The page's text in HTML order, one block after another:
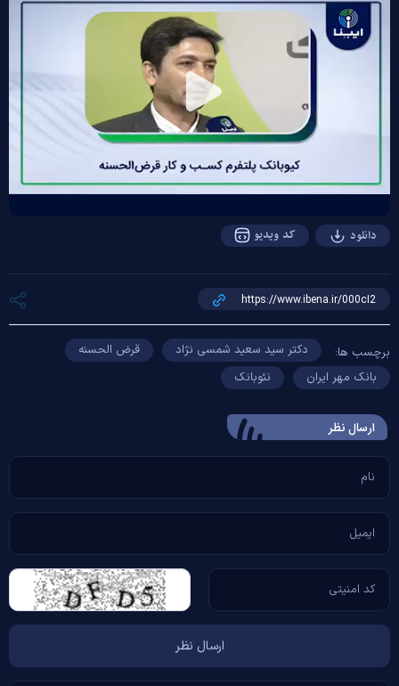
Play
Video
دانلود کد ویدیو
برچسب ها: دکتر سید سعید شمسی نژاد
قرض الحسنه
بانک مهر ایران
نئوبانک
ارسال‌ نظر